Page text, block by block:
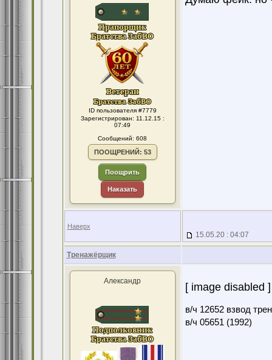
ID пользователя #7779
Зарегистрирован: 11.12.15 :
07:49
Сообщений: 608
ПООЩРЕНИЙ: 53
Поощрить
Наказать
Наверх
15.05.20 : 04:07
Тренажёрщик
Александр [ image disabled ]
в/ч 12652 взвод
в/ч 05651 (1992)